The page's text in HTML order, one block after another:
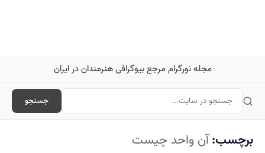
مجله نورگرام مرجع بیوگرافی هنرمندان در ایران
جستجو
برچسب:آن واحد چیست